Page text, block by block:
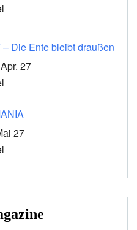
– Die Ente bleibt draußen
27
27